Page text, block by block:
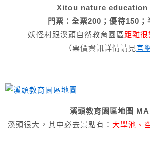
Xitou nature education
門票：全票200；優待150；
妖怪村跟溪頭自然教育園區距離很
（票價資訊詳情請見官
溪頭教育園區地圖
溪頭很大，其中必去景點有： 大學池、